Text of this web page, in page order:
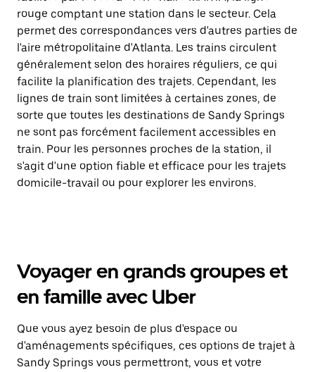
rouge comptant une station dans le secteur. Cela
permet des correspondances vers d'autres parties de
l'aire métropolitaine d'Atlanta. Les trains circulent
généralement selon des horaires réguliers, ce qui
facilite la planification des trajets. Cependant, les
lignes de train sont limitées à certaines zones, de
sorte que toutes les destinations de Sandy Springs
ne sont pas forcément facilement accessibles en
train. Pour les personnes proches de la station, il
s'agit d'une option fiable et efficace pour les trajets
domicile-travail ou pour explorer les environs.
Voyager en grands groupes et
en famille avec Uber
Que vous ayez besoin de plus d'espace ou
d'aménagements spécifiques, ces options de trajet à
Sandy Springs vous permettront, vous et votre